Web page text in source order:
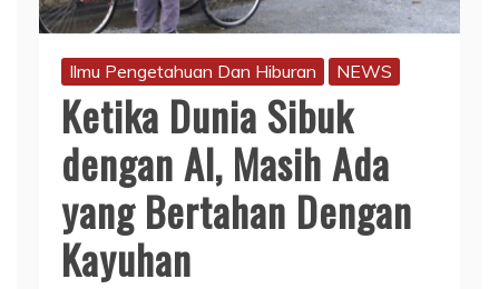
Ilmu Pengetahuan Dan Hiburan NEWS
Ketika Dunia Sibuk
dengan AI, Masih Ada
yang Bertahan Dengan
Kayuhan